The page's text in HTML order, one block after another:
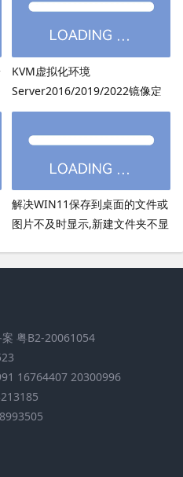
KVM虚拟化环境
Server2016/2019/2022镜像定
制：用DISM离线注入virtio驱动
解决WIN11保存到桌面的文件或
图片不及时显示,新建文件夹不显
粤B2-20061054
16764407 20300996